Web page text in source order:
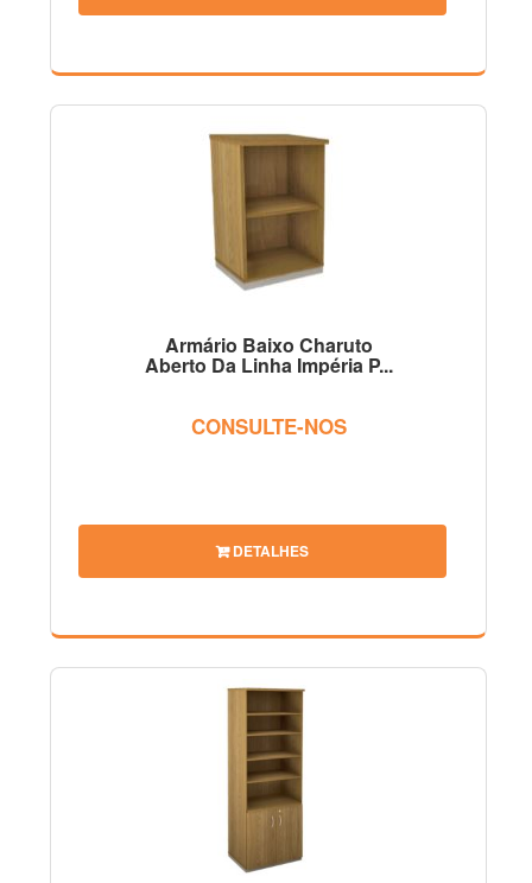
Armário Baixo Charuto
Aberto Da Linha Impéria P...
CONSULTE-NOS
DETALHES